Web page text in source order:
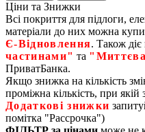
Ціни та Знижки
Всі покриття для підлоги,
матеріали до них можна
Є‑Відновлення. Також діє
частинами" та
ПриватБанка.
Якщо знижка на кількість
проміжна кількість, при
Додаткові знижки
помітка "Рассрочка")